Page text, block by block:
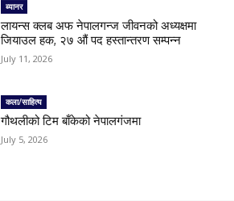
ब्यानर
लायन्स क्लब अफ नेपालगन्ज जीवनको अध्यक्षमा
जियाउल हक, २७ औं पद हस्तान्तरण सम्पन्न
July 11, 2026
कला/साहित्य
गौथलीको टिम बाँकेको नेपालगंजमा
July 5, 2026